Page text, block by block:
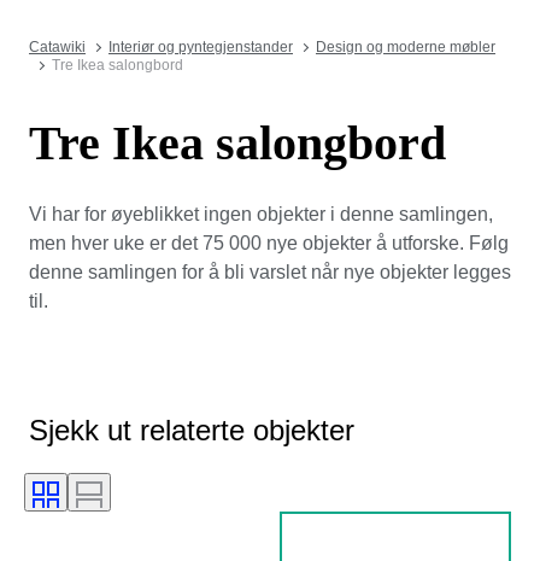
Catawiki Interiør og pyntegjenstander
Design og moderne møbler
Tre Ikea salongbord
Tre Ikea salongbord
Vi har for øyeblikket ingen objekter i denne samlingen,
men hver uke er det 75 000 nye objekter å utforske. Følg
denne samlingen for å bli varslet når nye objekter legges
til.
Sjekk ut relaterte objekter